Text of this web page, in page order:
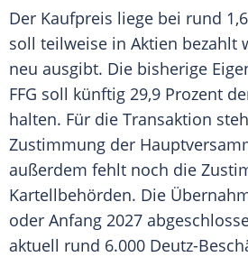
Der Kaufpreis liege bei rund
soll teilweise in Aktien bezahlt
neu ausgibt. Die bisherige
FFG soll künftig 29,9 Prozent
halten. Für die Transaktion
Zustimmung der
außerdem fehlt noch die
Kartellbehörden. Die
oder Anfang 2027
aktuell rund 6.000 Deutz-